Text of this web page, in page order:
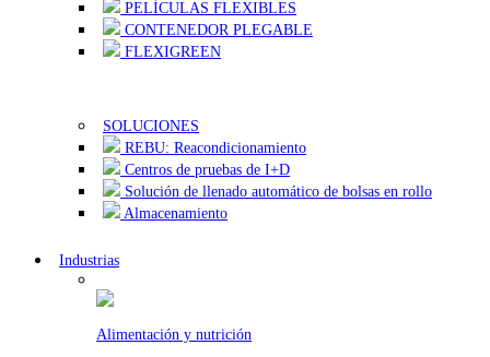
PELÍCULAS FLEXIBLES
CONTENEDOR PLEGABLE
FLEXIGREEN
SOLUCIONES
REBU: Reacondicionamiento
Centros de pruebas de I+D
Solución de llenado automático de bolsas en rollo
Almacenamiento
Industrias
Alimentación y nutrición